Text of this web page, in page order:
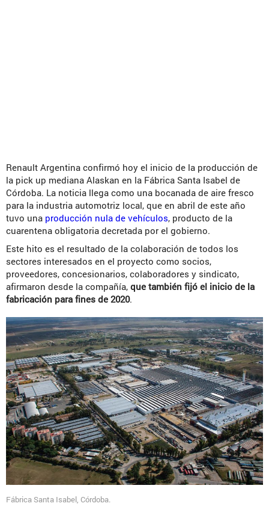
Renault Argentina confirmó hoy el inicio de la producción de
la pick up mediana Alaskan en la Fábrica Santa Isabel de
Córdoba. La noticia llega como una bocanada de aire fresco
para la industria automotriz local, que en abril de este año
tuvo una producción nula de vehículos, producto de la
cuarentena obligatoria decretada por el gobierno.
Este hito es el resultado de la colaboración de todos los
sectores interesados en el proyecto como socios,
proveedores, concesionarios, colaboradores y sindicato,
afirmaron desde la compañía, que también fijó el inicio de la
fabricación para fines de 2020.
Fábrica Santa Isabel, Córdoba.